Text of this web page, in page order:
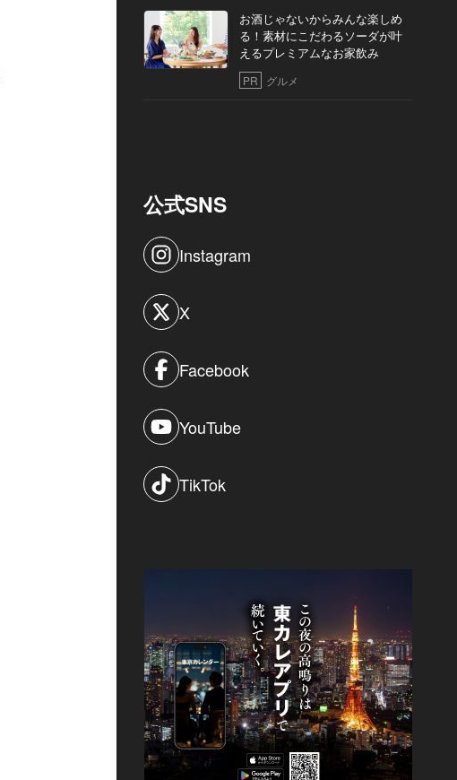
お酒じゃないからみんな楽しめ
る！素材にこだわるソーダが叶
えるプレミアムなお家飲み
PR グルメ
公式SNS
Instagram
X
Facebook
YouTube
TikTok